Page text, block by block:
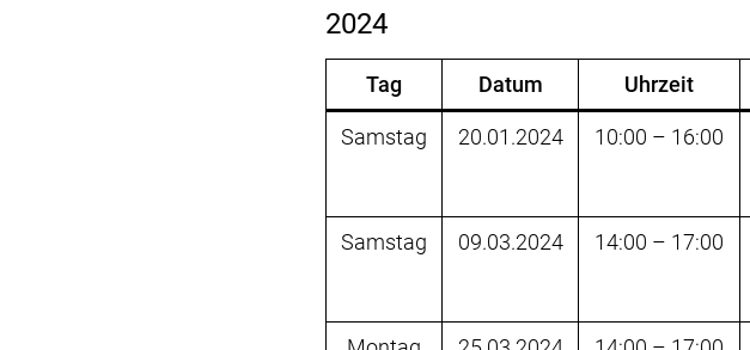
2024
Tag Datum Uhrzeit
Samstag 20.01.2024 10:00 – 16:00
Samstag
09.03.2024 14:00 – 17:00